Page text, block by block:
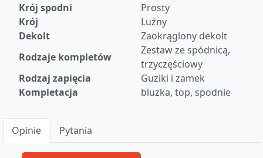
Krój spodni
Prosty
Krój
Luźny
Dekolt
Zaokrąglony dekolt
Rodzaje kompletów
Zestaw ze spódnicą,
trzyczęściowy
Rodzaj zapięcia
Guziki i zamek
Kompletacja
bluzka, top, spodnie
Opinie Pytania